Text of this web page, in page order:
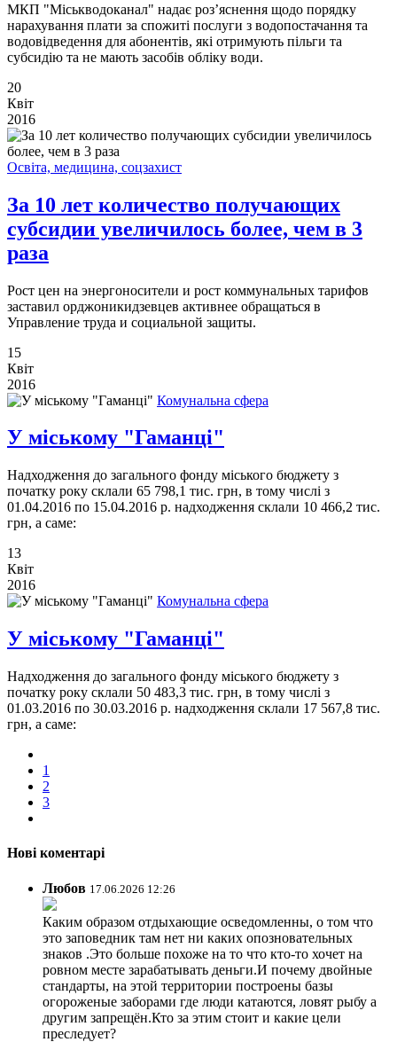
МКП "Міськводоканал" надає роз’яснення щодо порядку
нарахування плати за спожиті послуги з водопостачання та
водовідведення для абонентів, які отримують пільги та
субсидію та не мають засобів обліку води.
20
Квіт
2016
Освіта, медицина, соцзахист
За 10 лет количество получающих
субсидии увеличилось более, чем в 3
раза
Рост цен на энергоносители и рост коммунальных тарифов
заставил орджоникидзевцев активнее обращаться в
Управление труда и социальной защиты.
15
Квіт
2016
Комунальна сфера
У міському "Гаманці"
Надходження до загального фонду міського бюджету з
початку року склали 65 798,1 тис. грн, в тому числі з
01.04.2016 по 15.04.2016 р. надходження склали 10 466,2 тис.
грн, а саме:
13
Квіт
2016
Комунальна сфера
У міському "Гаманці"
Надходження до загального фонду міського бюджету з
початку року склали 50 483,3 тис. грн, в тому числі з
01.03.2016 по 30.03.2016 р. надходження склали 17 567,8 тис.
грн, а саме:
1
2
3
Нові коментарі
Любов 17.06.2026 12:26
Каким образом отдыхающие осведомленны, о том что
это заповедник там нет ни каких опозновательных
знаков .Это больше похоже на то что кто-то хочет на
ровном месте зарабатывать деньги.И почему двойные
стандарты, на этой территории построены базы
огороженые заборами где люди катаются, ловят рыбу а
другим запрещён.Кто за этим стоит и какие цели
преследует?